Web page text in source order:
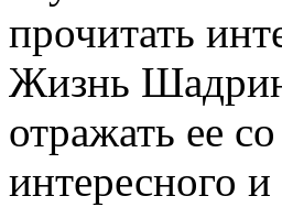
прочитать
Жизнь
отражать ее
интересного